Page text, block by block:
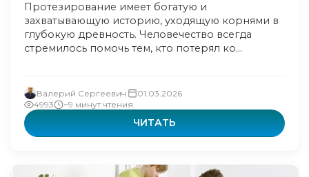
Протезирование имеет богатую и
захватывающую историю, уходящую корнями в
глубокую древность. Человечество всегда
стремилось помочь тем, кто потерял ко...
Валерий Сергеевич
01.03.2026
4993
~9 минут чтения
ЧИТАТЬ